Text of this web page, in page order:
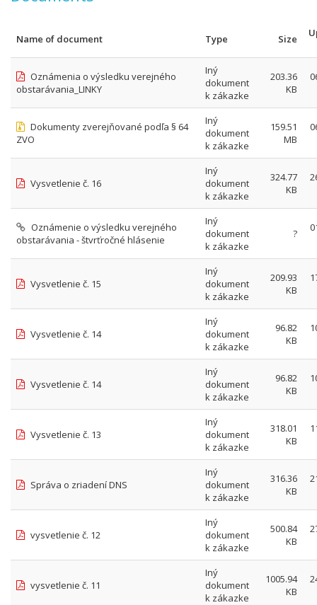
Name of document Type Size
Oznámenia o výsledku verejného
obstarávania_LINKY
Iný
dokument
k zákazke
203.36
KB
Dokumenty zverejňované podľa § 64
ZVO
Iný
dokument
k zákazke
159.51
MB
Vysvetlenie č. 16
Iný
dokument
k zákazke
324.77
KB
Oznámenie o výsledku verejného
obstarávania - štvrťročné hlásenie
Iný
dokument
k zákazke
?
Vysvetlenie č. 15
Iný
dokument
k zákazke
209.93
KB
Vysvetlenie č. 14
Iný
dokument
k zákazke
96.82
KB
Vysvetlenie č. 14
Iný
dokument
k zákazke
96.82
KB
Vysvetlenie č. 13
Iný
dokument
k zákazke
318.01
KB
Správa o zriadení DNS
Iný
dokument
k zákazke
316.36
KB
vysvetlenie č. 12
Iný
dokument
k zákazke
500.84
KB
vysvetlenie č. 11
Iný
dokument
k zákazke
1005.94
KB